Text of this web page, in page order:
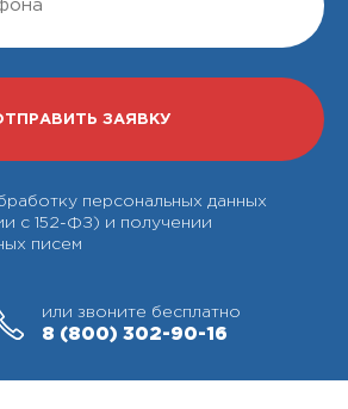
персональных данных
с 152-ФЗ) и получении
писем
или звоните бесплатно
8 (800) 302-90-16